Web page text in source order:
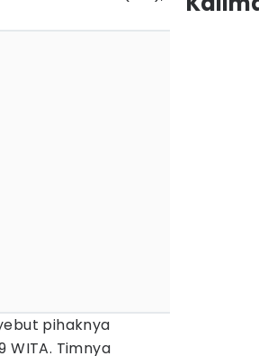
pihaknya
WITA. Timnya